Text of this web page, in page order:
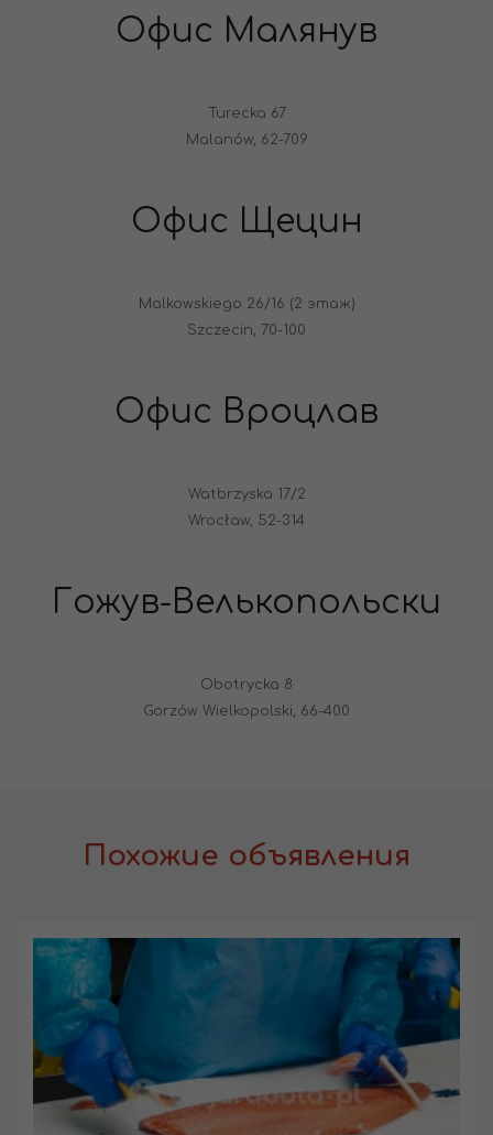
Офис Малянув
Turecka 67
Malanów, 62-709
Офис Щецин
Malkowskiego 26/16 (2 этаж)
Szczecin, 70-100
Офис Вроцлав
Watbrzyska 17/2
Wrocław, 52-314
Гожув-Велькопольски
Obotrycka 8
Gorzów Wielkopolski, 66-400
Похожие объявления